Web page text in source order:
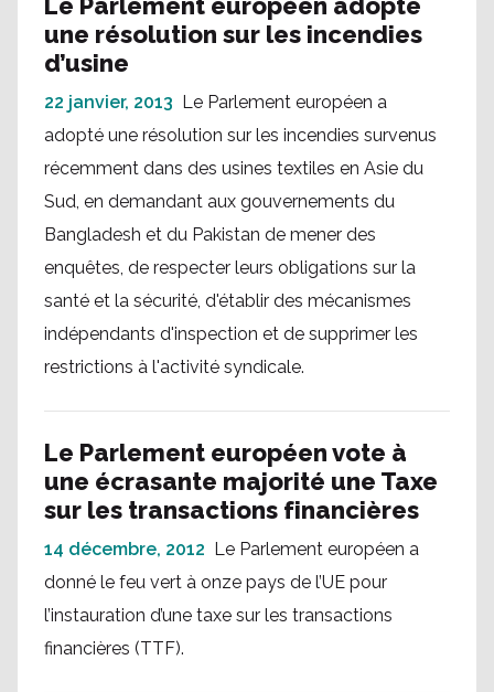
une résolution sur les incendies
d’usine
22 janvier, 2013 Le Parlement européen a
adopté une résolution sur les incendies survenus
récemment dans des usines textiles en Asie du
Sud, en demandant aux gouvernements du
Bangladesh et du Pakistan de mener des
enquêtes, de respecter leurs obligations sur la
santé et la sécurité, d'établir des mécanismes
indépendants d'inspection et de supprimer les
restrictions à l'activité syndicale.
Le Parlement européen vote à
une écrasante majorité une Taxe
sur les transactions financières
14 décembre, 2012 Le Parlement européen a
donné le feu vert à onze pays de l’UE pour
l’instauration d’une taxe sur les transactions
financières (TTF).